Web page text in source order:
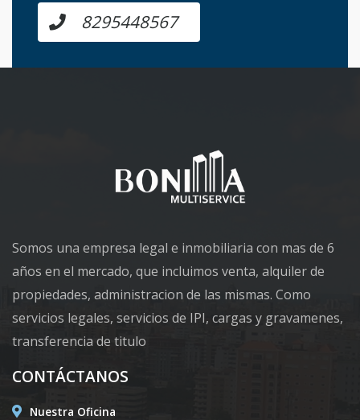
8295448567
Somos una empresa legal e inmobiliaria con mas de 6
años en el mercado, que incluimos venta, alquiler de
propiedades, administracion de las mismas. Como
servicios legales, servicios de IPI, cargas y gravamenes,
transferencia de titulo
CONTÁCTANOS
Nuestra Oficina